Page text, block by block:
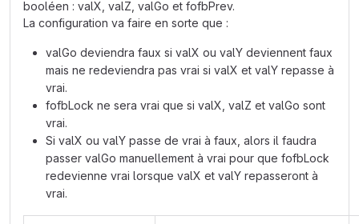
booléen : valX, valZ, valGo et fofbPrev.
La configuration va faire en sorte que :
valGo deviendra faux si valX ou valY deviennent faux
mais ne redeviendra pas vrai si valX et valY repasse à
vrai.
fofbLock ne sera vrai que si valX, valZ et valGo sont
vrai.
Si valX ou valY passe de vrai à faux, alors il faudra
passer valGo manuellement à vrai pour que fofbLock
redevienne vrai lorsque valX et valY repasseront à
vrai.